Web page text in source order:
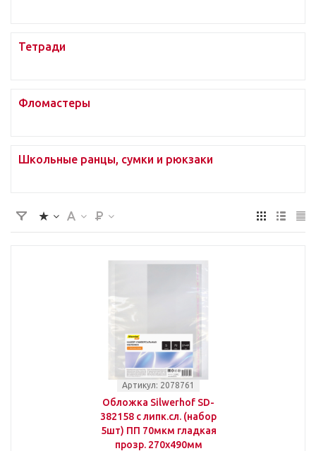
Тетради
Фломастеры
Школьные ранцы, сумки и рюкзаки
Артикул: 2078761
Обложка Silwerhof SD-
382158 с липк.сл. (набор
5шт) ПП 70мкм гладкая
прозр. 270х490мм